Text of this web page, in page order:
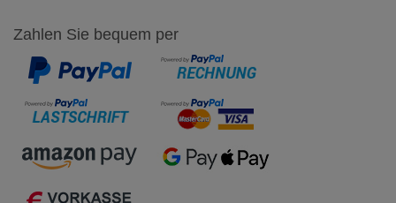
Zahlen Sie bequem per